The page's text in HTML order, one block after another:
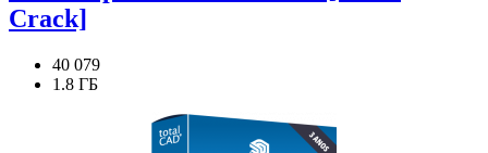
Crack]
40 079
1.8 ГБ